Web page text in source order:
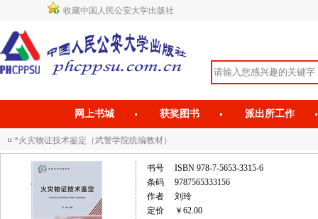
收藏中国人民公安大学出版社
网上书城 获奖图书 派出所工作
*火灾物证技术鉴定（武警学院统编教材）
书号
ISBN 978-7-5653-3315-6
条码
9787565333156
作者
刘玲
定价
￥62.00